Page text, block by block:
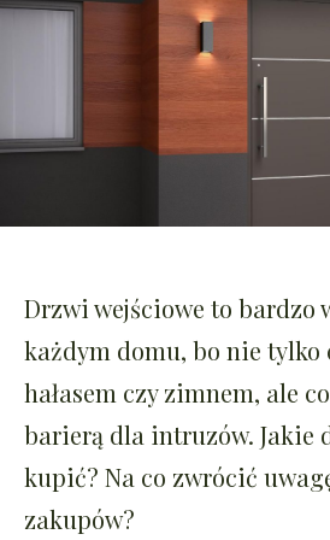
Drzwi wejściowe to bardzo
każdym domu, bo nie tylko
hałasem czy zimnem, ale
barierą dla intruzów. Jakie
kupić? Na co zwrócić
zakupów?